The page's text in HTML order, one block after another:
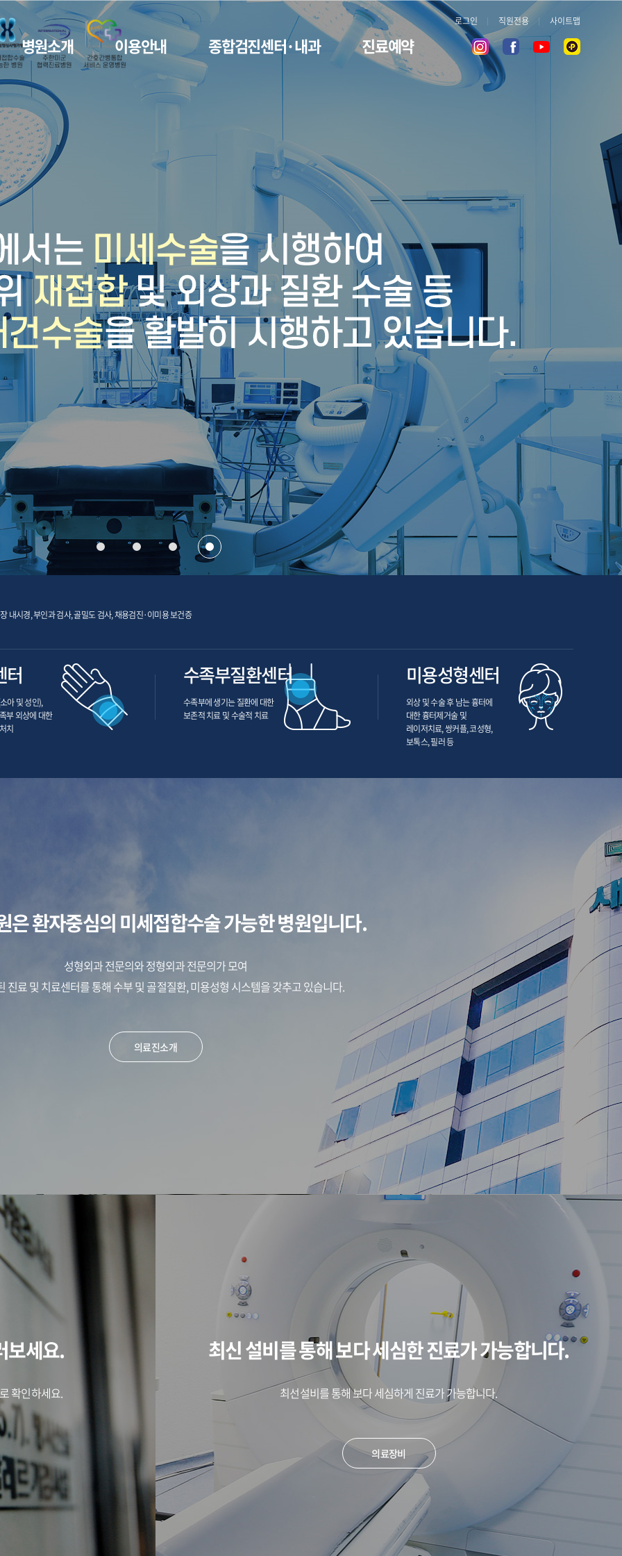
병원소개 이용안내 종합검진센터·내과 진료예약
로그인 직원전용 사이트맵
내시경, 부인과 검사, 골밀도 검사, 채용검진·이미용 보건증
터
아 및 성인),
부 외상에 대한
치
수족부질환센터
수족부에 생기는 질환에 대한
보존적 치료 및 수술적 치료
미용성형센터
외상 및 수술 후 남는 흉터에
대한 흉터제거술 및
레이저치료, 쌍커플, 코성형,
보톡스, 필러 등
은 환자중심의 미세접합수술 가능한 병원입니다.
성형외과 전문의와 정형외과 전문의가 모여
진료 및 치료센터를 통해 수부 및 골절질환, 미용성형 시스템을 갖추고 있습니다.
의료진소개
보세요.
확인하세요.
최신 설비를 통해 보다 세심한 진료가 가능합니다.
최선설비를 통해 보다 세심하게 진료가 가능합니다.
의료장비